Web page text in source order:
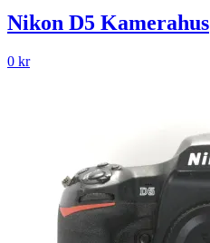
Nikon D5 Kamerahus
0 kr